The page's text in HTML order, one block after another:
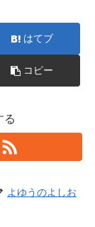
はてブ
コピー
る
よゆうのよしお